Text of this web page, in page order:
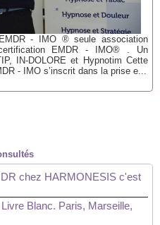
- IMO ® seule association
EMDR - IMO® . Un
IN-DOLORE et Hypnotim Cette
- IMO s’inscrit dans la prise e...
chez HARMONESIS c'est
Blanc. Paris, Marseille,